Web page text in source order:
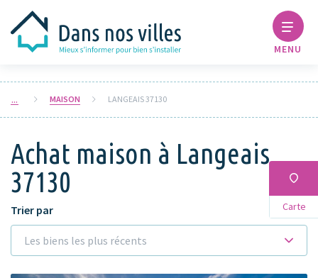
MENU
MAISON LANGEAIS 37130
Achat maison à Langeais
37130
Carte
Trier par
Les biens les plus récents